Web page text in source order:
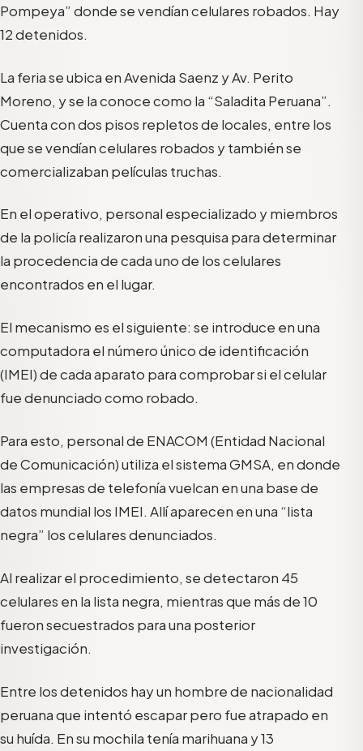
Pompeya” donde se vendían celulares robados. Hay
12 detenidos.
La feria se ubica en Avenida Saenz y Av. Perito
Moreno, y se la conoce como la “Saladita Peruana”.
Cuenta con dos pisos repletos de locales, entre los
que se vendían celulares robados y también se
comercializaban películas truchas.
En el operativo, personal especializado y miembros
de la policía realizaron una pesquisa para determinar
la procedencia de cada uno de los celulares
encontrados en el lugar.
El mecanismo es el siguiente: se introduce en una
computadora el número único de identificación
(IMEI) de cada aparato para comprobar si el celular
fue denunciado como robado.
Para esto, personal de ENACOM (Entidad Nacional
de Comunicación) utiliza el sistema GMSA, en donde
las empresas de telefonía vuelcan en una base de
datos mundial los IMEI. Allí aparecen en una “lista
negra” los celulares denunciados.
Al realizar el procedimiento, se detectaron 45
celulares en la lista negra, mientras que más de 10
fueron secuestrados para una posterior
investigación.
Entre los detenidos hay un hombre de nacionalidad
peruana que intentó escapar pero fue atrapado en
su huída. En su mochila tenía marihuana y 13